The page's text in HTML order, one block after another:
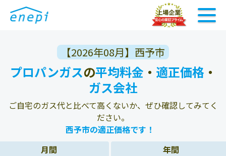
【2026年08月】西予市
プロパンガスの平均料金 ・ 適正価格 ・
ガス会社
ご自宅のガス代と比べて高くないか、ぜひ確認してみてく
ださい。
西予市の適正価格です！
月間
年間